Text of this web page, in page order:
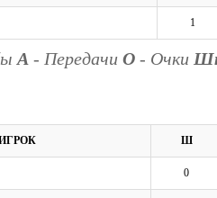
1
А - Передачи О - Очки
Ш
0